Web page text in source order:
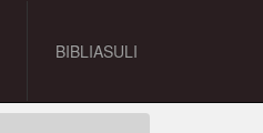
BIBLIASULI